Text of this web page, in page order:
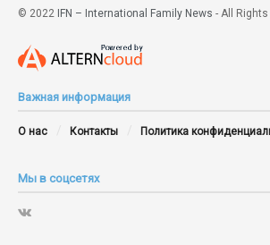
© 2022 IFN – International Family News - All
Важная информация
О нас Контакты Политика
Мы в соцсетях